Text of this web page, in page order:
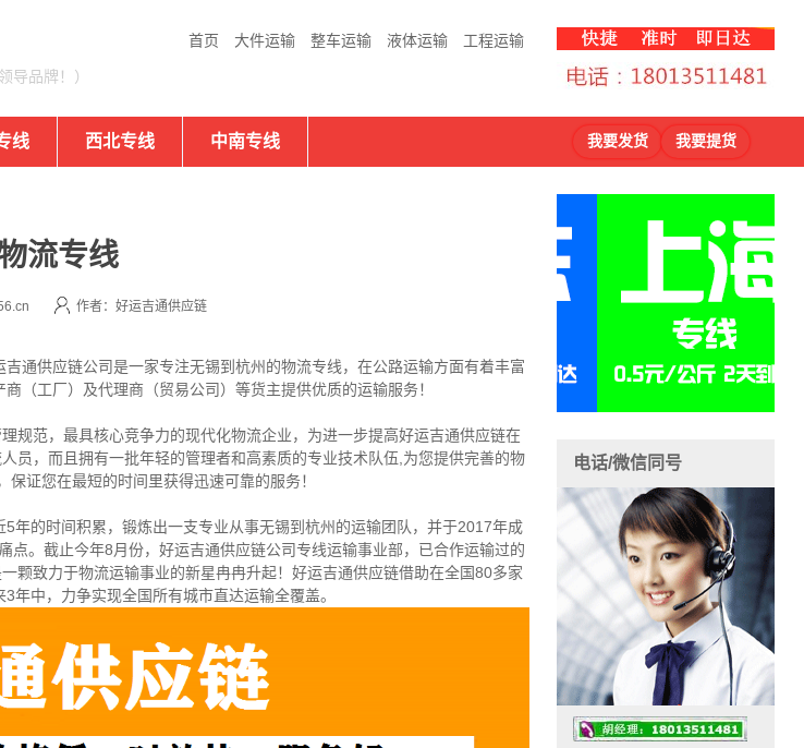
首页 大件运输 整车运输 液体运输 工程运输
导品牌！）
线 西北专线 中南专线 我要发货 我要提货
流专线
作者：好运吉通供应链
通供应链公司是一家专注无锡到杭州的物流专线，在公路运输方面有着丰富
（工厂）及代理商（贸易公司）等货主提供优质的运输服务！
规范，最具核心竞争力的现代化物流企业，为进一步提高好运吉通供应链在
员，而且拥有一批年轻的管理者和高素质的专业技术队伍,为您提供完善的物
证您在最短的时间里获得迅速可靠的服务！
年的时间积累，锻炼出一支专业从事无锡到杭州的运输团队，并于2017年成
点。截止今年8月份，好运吉通供应链公司专线运输事业部，已合作运输过的
颗致力于物流运输事业的新星冉冉升起！好运吉通供应链借助在全国80多家
中，力争实现全国所有城市直达运输全覆盖。
电话/微信同号